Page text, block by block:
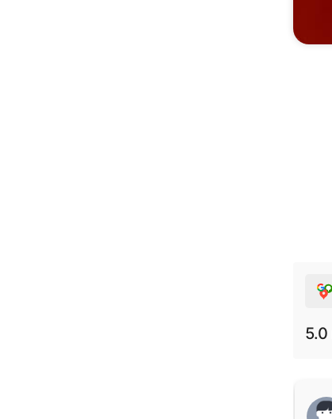
5.0